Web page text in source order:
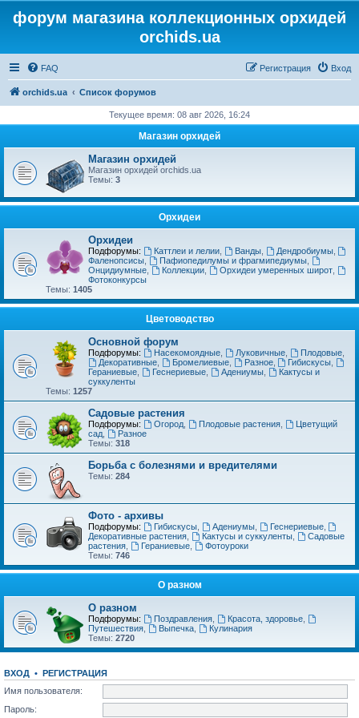
форум магазина коллекционных орхидей
orchids.ua
FAQ Вход
Регистрация
orchids.ua Список форумов
Текущее время: 08 авг 2026, 16:24
Магазин орхидей
Магазин орхидей
Магазин орхидей orchids.ua
Темы: 3
Орхидеи
Орхидеи
Подфорумы: Каттлеи и лелии, Ванды, Дендробиумы,
Фаленопсисы
Пафиопедилумы и фрагмипедиумы,
Онцидиумные
Коллекции, Орхидеи умеренных широт,
Фотоконкурсы
Темы: 1405
Цветоводство
Основной форум
Подфорумы: Насекомоядные, Луковичные, Плодовые,
Декоративные, Бромелиевые, Разное, Гибискусы
Гераниевые
Геснериевые, Адениумы,
Кактусы и
суккуленты
Темы: 1257
Садовые растения
Подфорумы: Огород, Плодовые растения,
Цветущий
сад
Разное
Темы: 318
Борьба с болезнями и вредителями
Темы: 284
Фото - архивы
Подфорумы: Гибискусы, Адениумы, Геснериевые,
Декоративные растения
Кактусы и суккуленты,
Садовые
растения
Гераниевые,
Фотоуроки
Темы: 746
О разном
О разном
Подфорумы: Поздравления, Красота, здоровье,
Путешествия
Выпечка,
Кулинария
Темы: 2720
ВХОД • РЕГИСТРАЦИЯ
Имя пользователя:
Пароль: